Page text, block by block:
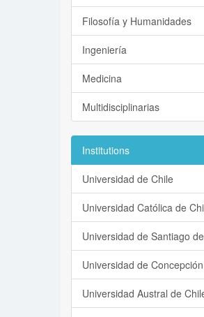
Filosofía y Humanidades
Ingeniería
Medicina
Multidisciplinarias
Institutions
Universidad de Chile
Universidad Católica de
Universidad de Santiago
Universidad de Concepción
Universidad Austral de